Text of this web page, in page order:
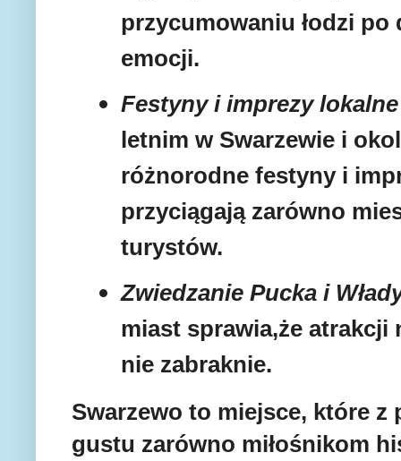
przycumowaniu łodzi po
emocji.
Festyny i imprezy lokalne
letnim w Swarzewie i
różnorodne festyny i
przyciągają zarówno
turystów.
Zwiedzanie Pucka i
miast sprawia,że atrakcji
nie zabraknie.
Swarzewo to miejsce, które
gustu zarówno miłośnikom